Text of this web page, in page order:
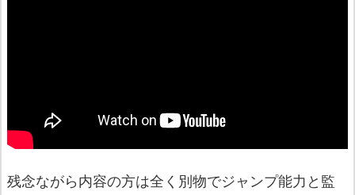
残念ながら内容の方は全く別物でジャンプ能力と監